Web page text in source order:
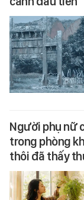
Người phụ nữ
trong phòng
thôi đã thấy